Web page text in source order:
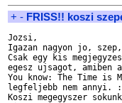
+ - FRISS!! koszi
Jozsi,
Igazan nagyon jo,
Csak egy kis
egesz ujsagot,
You know: The Time is
legfeljebb nem annyi.
Koszi megegyszer